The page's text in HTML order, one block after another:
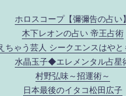
ホロスコープ【彌彌告の占い】
木下レオンの占い 帝王占術
ちゃう芸人 シークエンスはや
水晶玉子◆エレメンタル占星
村野弘味～招運術～
日本最後のイタコ松田広子